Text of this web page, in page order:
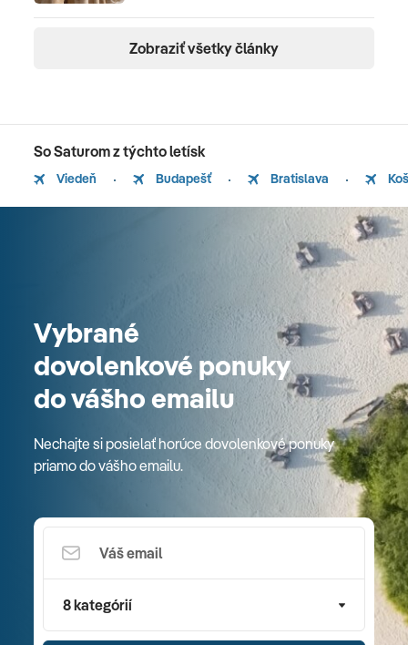
Zobraziť všetky články
So Saturom z týchto letísk
Viedeň Budapešť Bratislava
Vybrané
dovolenkové ponuky
do vášho emailu
Nechajte si posielať horúce dovolenkové ponuky
priamo do vášho emailu.
8 kategórií